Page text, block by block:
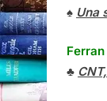
♠ Una
♣